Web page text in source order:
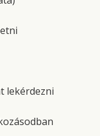
lekérdezni